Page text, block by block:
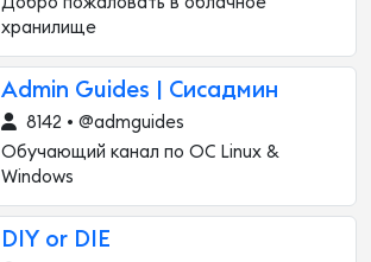
хранилище
Admin Guides | Сисадмин
8142 • @admguides
Обучающий канал по ОС Linux &
Windows
DIY or DIE